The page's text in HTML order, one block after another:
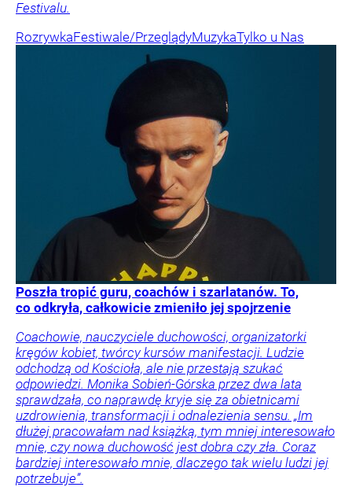
Festivalu.
RozrywkaFestiwale/PrzeglądyMuzykaTylko u Nas
Poszła tropić guru, coachów i szarlatanów. To,
co odkryła, całkowicie zmieniło jej spojrzenie
Coachowie, nauczyciele duchowości, organizatorki
kręgów kobiet, twórcy kursów manifestacji. Ludzie
odchodzą od Kościoła, ale nie przestają szukać
odpowiedzi. Monika Sobień-Górska przez dwa lata
sprawdzała, co naprawdę kryje się za obietnicami
uzdrowienia, transformacji i odnalezienia sensu. „Im
dłużej pracowałam nad książką, tym mniej interesowało
mnie, czy nowa duchowość jest dobra czy zła. Coraz
bardziej interesowało mnie, dlaczego tak wielu ludzi jej
potrzebuje”.